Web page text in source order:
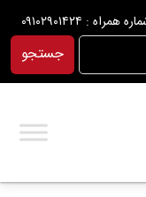
همراه : ۰۹۱۰۲۹۰۱۴۲۴
جستجو